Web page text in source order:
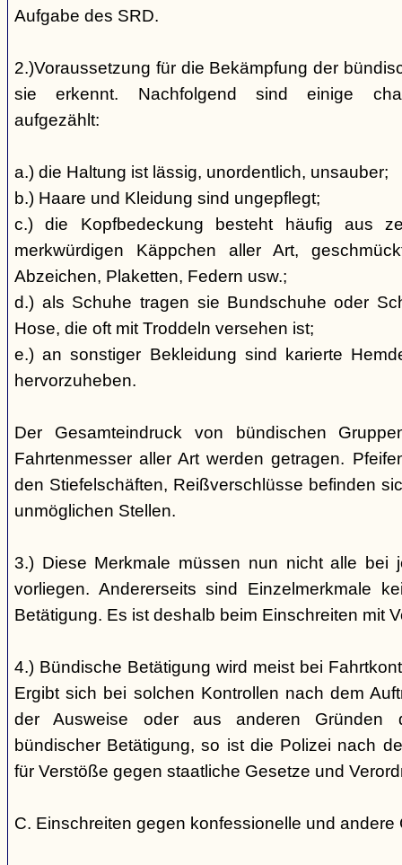
Aufgabe des SRD.
2.)Voraussetzung für die Bekämpfung der
sie erkennt. Nachfolgend sind einige
aufgezählt:
a.) die Haltung ist lässig, unordentlich, unsauber;
b.) Haare und Kleidung sind ungepflegt;
c.) die Kopfbedeckung besteht häufig aus
merkwürdigen Käppchen aller Art,
Abzeichen, Plaketten, Federn usw.;
d.) als Schuhe tragen sie Bundschuhe oder
Hose, die oft mit Troddeln versehen ist;
e.) an sonstiger Bekleidung sind karierte
hervorzuheben.
Der Gesamteindruck von bündischen
Fahrtenmesser aller Art werden getragen.
den Stiefelschäften, Reißverschlüsse befinden
unmöglichen Stellen.
3.) Diese Merkmale müssen nun nicht alle bei
vorliegen. Andererseits sind Einzelmerkmale
Betätigung. Es ist deshalb beim Einschreiten mit
4.) Bündische Betätigung wird meist bei
Ergibt sich bei solchen Kontrollen nach dem
der Ausweise oder aus anderen Gründen
bündischer Betätigung, so ist die Polizei nach
für Verstöße gegen staatliche Gesetze und
C. Einschreiten gegen konfessionelle und andere